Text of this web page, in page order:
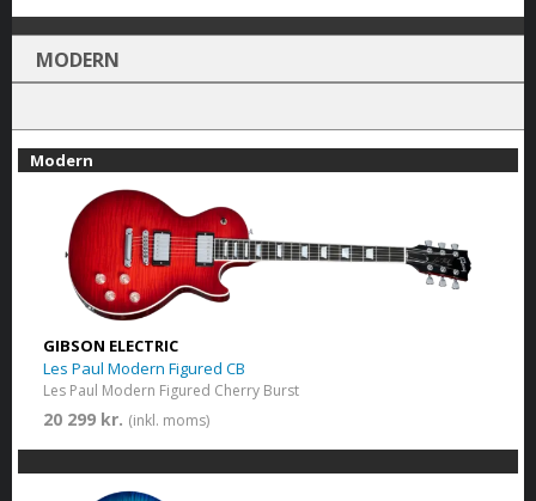
MODERN
Modern
GIBSON ELECTRIC
Les Paul Modern Figured CB
Les Paul Modern Figured Cherry Burst
20 299 kr. (inkl. moms)